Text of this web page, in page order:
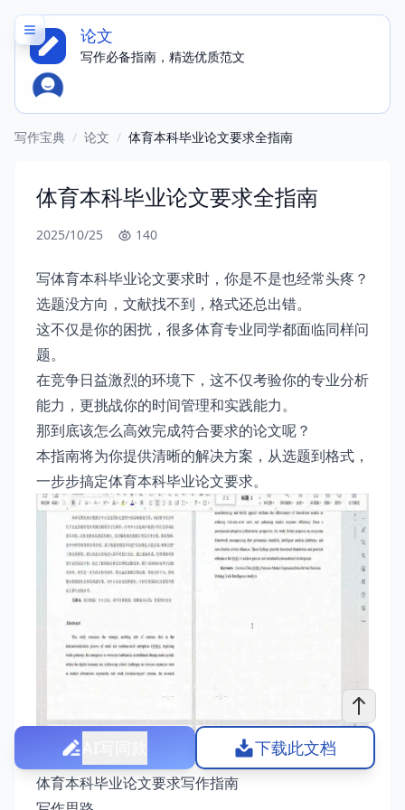
论文
写作必备指南，精选优质范文
写作宝典 / 论文 / 体育本科毕业论文要求全指南
体育本科毕业论文要求全指南
2025/10/25 140
写体育本科毕业论文要求时，你是不是也经常头疼？
选题没方向，文献找不到，格式还总出错。
这不仅是你的困扰，很多体育专业同学都面临同样问
题。
在竞争日益激烈的环境下，这不仅考验你的专业分析
能力，更挑战你的时间管理和实践能力。
那到底该怎么高效完成符合要求的论文呢？
本指南将为你提供清晰的解决方案，从选题到格式，
一步步搞定体育本科毕业论文要求。
体育本科毕业论文要求写作指南
下载此文档